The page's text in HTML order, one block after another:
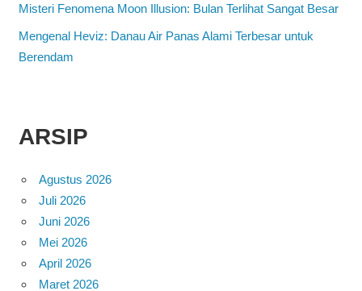
Misteri Fenomena Moon Illusion: Bulan Terlihat Sangat Besar
Mengenal Heviz: Danau Air Panas Alami Terbesar untuk
Berendam
ARSIP
Agustus 2026
Juli 2026
Juni 2026
Mei 2026
April 2026
Maret 2026